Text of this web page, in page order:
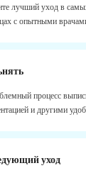
лучший уход в
с опытными
процесс
и другими
уход